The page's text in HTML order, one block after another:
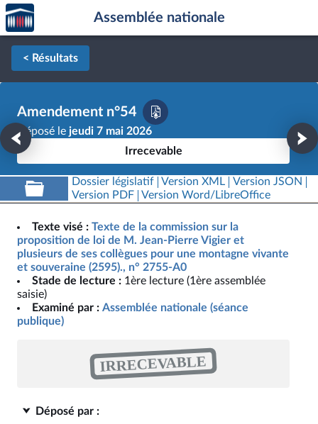
Aller au contenu
Aller en bas de la page
Accèder
à la
page
d'accueil
Assemblée nationale
< Résultats
Amendement n°54
Déposé le jeudi 7 mai 2026
Irrecevable
Dossier législatif Version XML
Version JSON
Version PDF
Version Word/LibreOffice
Texte visé : Texte de la commission sur la
proposition de loi de M. Jean-Pierre Vigier et
plusieurs de ses collègues pour une montagne vivante
et souveraine (2595)., n° 2755-A0
Stade de lecture : 1ère lecture (1ère assemblée
saisie)
Examiné par : Assemblée nationale (séance
publique)
IRRECEVABLE
Déposé par :